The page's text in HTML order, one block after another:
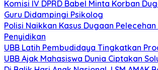
Komisi IV DPRD Babel Minta Korban
Guru Didampingi Psikolog
Polisi Naikkan Kasus Dugaan Pelecehan
Penyidikan
UBB Latih Pembudidaya Tingkatkan
UBB Ajak Mahasiswa Dunia Ciptakan